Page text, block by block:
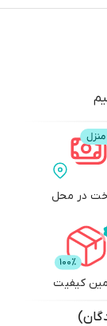
سازگار شده است.
ویتامین‌ها است.
در محل
کیفیت